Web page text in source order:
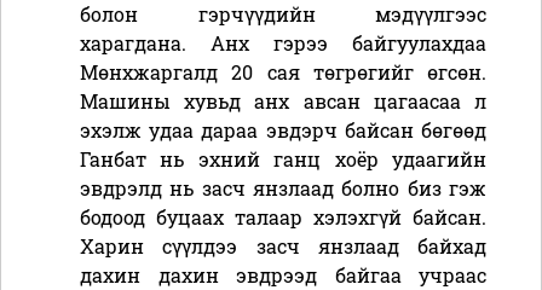
болон гэрчүүдийн мэдүүлгээс
харагдана. Анх гэрээ байгуулахдаа
Мөнхжаргалд 20 сая төгрөгийг өгсөн.
Машины хувьд анх авсан цагаасаа л
эхэлж удаа дараа эвдэрч байсан бөгөөд
Ганбат нь эхний ганц хоёр удаагийн
эвдрэлд нь засч янзлаад болно биз гэж
бодоод буцаах талаар хэлэхгүй байсан.
Харин сүүлдээ засч янзлаад байхад
дахин дахин эвдрээд байгаа учраас